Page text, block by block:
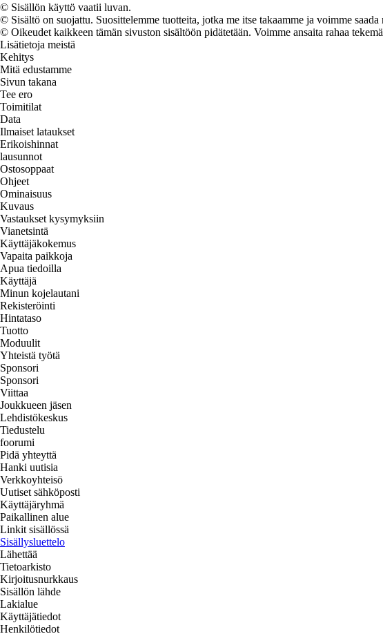
© Sisällön käyttö vaatii luvan.
© Sisältö on suojattu. Suosittelemme tuotteita, jotka me itse takaamme ja voimme
© Oikeudet kaikkeen tämän sivuston sisältöön pidätetään. Voimme ansaita rahaa
Lisätietoja meistä
Kehitys
Mitä edustamme
Sivun takana
Tee ero
Toimitilat
Data
Ilmaiset lataukset
Erikoishinnat
lausunnot
Ostosoppaat
Ohjeet
Ominaisuus
Kuvaus
Vastaukset kysymyksiin
Vianetsintä
Käyttäjäkokemus
Vapaita paikkoja
Apua tiedoilla
Käyttäjä
Minun kojelautani
Rekisteröinti
Hintataso
Tuotto
Moduulit
Yhteistä työtä
Sponsori
Sponsori
Viittaa
Joukkueen jäsen
Lehdistökeskus
Tiedustelu
foorumi
Pidä yhteyttä
Hanki uutisia
Verkkoyhteisö
Uutiset sähköposti
Käyttäjäryhmä
Paikallinen alue
Linkit sisällössä
Sisällysluettelo
Lähettää
Tietoarkisto
Kirjoitusnurkkaus
Sisällön lähde
Lakialue
Käyttäjätiedot
Henkilötiedot